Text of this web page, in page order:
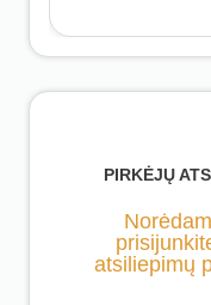
PIRKĖJŲ
atsiliepimų